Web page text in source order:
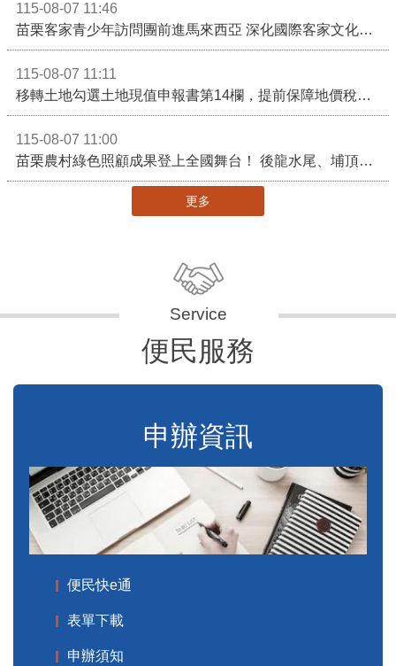
115-08-07 11:46
苗栗客家青少年訪問團前進馬來西亞 深化國際客家文化交流
115-08-07 11:11
移轉土地勾選土地現值申報書第14欄，提前保障地價稅節稅權益
115-08-07 11:00
苗栗農村綠色照顧成果登上全國舞台！ 後龍水尾、埔頂社區前進2026高齡健康產業博覽會
更多
便民服務
申辦資訊
便民快e通
表單下載
申辦須知